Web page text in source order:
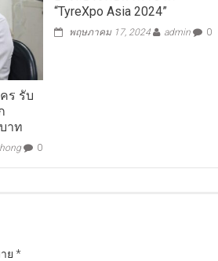
ร รับ
าท
0
“TyreXpo Asia 2024”
พฤษภาคม 17, 2024 admin 0
ย *